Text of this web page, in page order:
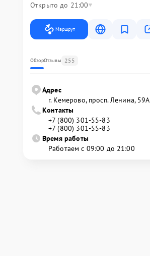
Открыто до 21:00
Маршрут
ОбзорОтзывы 255
Адрес
г. Кемерово, просп. Ленина, 59А
Контакты
+7 (800) 301-55-83
+7 (800) 301-55-83
Время работы
Работаем с 09:00 до 21:00